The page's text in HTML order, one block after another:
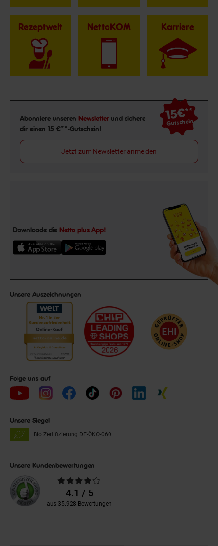
Rezeptwelt NettoKOM Karriere
Newsletter Anmeldung
Abonniere unseren Newsletter und sichere
dir einen 15 €**-Gutschein!
15€**
Gutschein
Jetzt zum Newsletter anmelden
Downloade die Netto plus App!
Unsere Auszeichnungen
Folge uns auf
Unsere Siegel
Bio Zertifizierung DE-ÖKO-060
Unsere Kundenbewertungen
Durchschnittliche
Bewertungen4.1 / 5
aus 35.928 Bewertungen